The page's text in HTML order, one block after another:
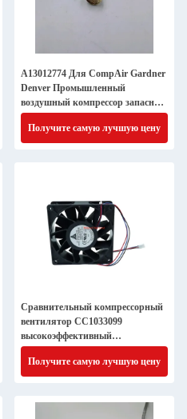
A13012774 Для CompAir Gardner
Denver Промышленный
воздушный компрессор запасные
части
Получите самую лучшую цену
Сравнительный компрессорный
вентилятор CC1033099
высокоэффективный
промышленный вентилятор
Получите самую лучшую цену